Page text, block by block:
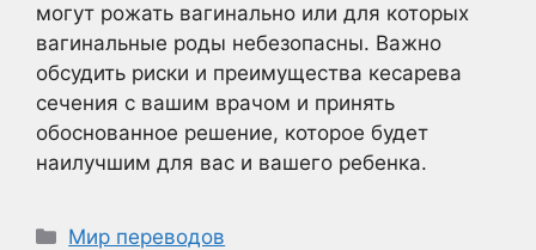
могут рожать вагинально или для которых
вагинальные роды небезопасны. Важно
обсудить риски и преимущества кесарева
сечения с вашим врачом и принять
обоснованное решение, которое будет
наилучшим для вас и вашего ребенка.
Рубрики
Мир переводов